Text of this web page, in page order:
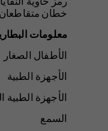
خطان متقاطعان
معلومات
الأطفال الصغار
الأجهزة الطبية
الأجهزة الطبية
السمع